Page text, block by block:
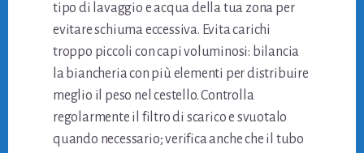
tipo di lavaggio e acqua della tua zona per
evitare schiuma eccessiva. Evita carichi
troppo piccoli con capi voluminosi: bilancia
la biancheria con più elementi per distribuire
meglio il peso nel cestello. Controlla
regolarmente il filtro di scarico e svuotalo
quando necessario; verifica anche che il tubo